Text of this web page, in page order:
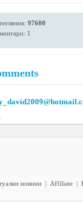
97600
1
новини | Affiliate |